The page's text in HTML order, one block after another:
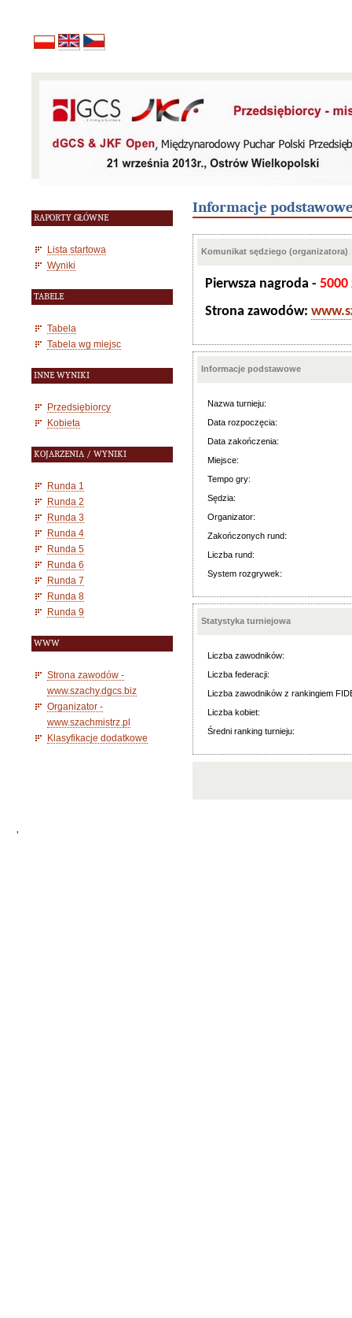
RAPORTY GŁÓWNE
Lista startowa
Wyniki
TABELE
Tabela
Tabela wg miejsc
INNE WYNIKI
Przedsiębiorcy
Kobieta
KOJARZENIA / WYNIKI
Runda 1
Runda 2
Runda 3
Runda 4
Runda 5
Runda 6
Runda 7
Runda 8
Runda 9
WWW
Strona zawodów -
www.szachy.dgcs.biz
Organizator -
www.szachmistrz.pl
Klasyfikacje dodatkowe
Informacje
Komunikat sędziego (organizatora)
Pierwsza nagroda - 5000
Strona zawodów:
Informacje podstawowe
Nazwa turnieju:
Data rozpoczęcia:
Data zakończenia:
Miejsce:
Tempo gry:
Sędzia:
Organizator:
Zakończonych rund:
Liczba rund:
System rozgrywek:
Statystyka turniejowa
Liczba zawodników:
Liczba federacji:
Liczba zawodników z rankingiem
Liczba kobiet:
Średni ranking turnieju:
'